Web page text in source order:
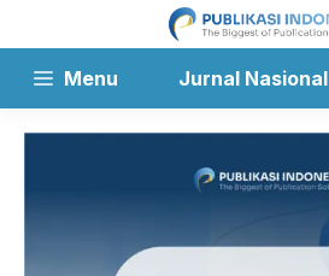
ke
Menu Jurnal Nasional